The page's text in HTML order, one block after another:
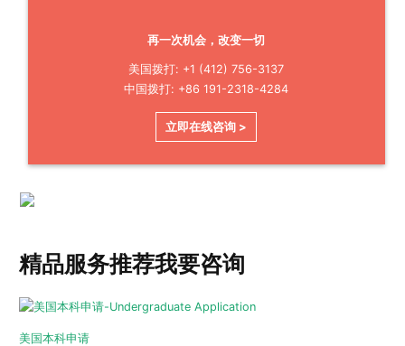
再一次机会，改变一切
美国拨打: +1 (412) 756-3137
中国拨打: +86 191-2318-4284
立即在线咨询 >
精品服务推荐我要咨询
美国本科申请